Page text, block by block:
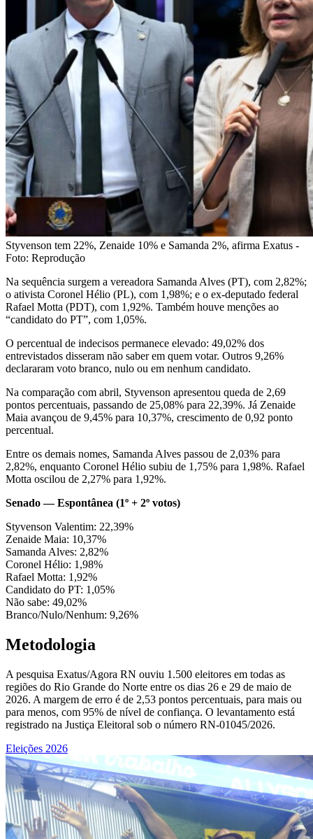
Styvenson tem 22%, Zenaide 10% e Samanda 2%, afirma Exatus -
Foto: Reprodução
Na sequência surgem a vereadora Samanda Alves (PT), com 2,82%;
o ativista Coronel Hélio (PL), com 1,98%; e o ex-deputado federal
Rafael Motta (PDT), com 1,92%. Também houve menções ao
“candidato do PT”, com 1,05%.
O percentual de indecisos permanece elevado: 49,02% dos
entrevistados disseram não saber em quem votar. Outros 9,26%
declararam voto branco, nulo ou em nenhum candidato.
Na comparação com abril, Styvenson apresentou queda de 2,69
pontos percentuais, passando de 25,08% para 22,39%. Já Zenaide
Maia avançou de 9,45% para 10,37%, crescimento de 0,92 ponto
percentual.
Entre os demais nomes, Samanda Alves passou de 2,03% para
2,82%, enquanto Coronel Hélio subiu de 1,75% para 1,98%. Rafael
Motta oscilou de 2,27% para 1,92%.
Senado — Espontânea (1º + 2º votos)
Styvenson Valentim: 22,39%
Zenaide Maia: 10,37%
Samanda Alves: 2,82%
Coronel Hélio: 1,98%
Rafael Motta: 1,92%
Candidato do PT: 1,05%
Não sabe: 49,02%
Branco/Nulo/Nenhum: 9,26%
Metodologia
A pesquisa Exatus/Agora RN ouviu 1.500 eleitores em todas as
regiões do Rio Grande do Norte entre os dias 26 e 29 de maio de
2026. A margem de erro é de 2,53 pontos percentuais, para mais ou
para menos, com 95% de nível de confiança. O levantamento está
registrado na Justiça Eleitoral sob o número RN-01045/2026.
Eleições 2026